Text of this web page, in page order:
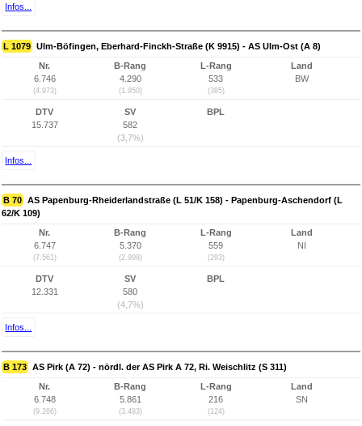
Infos...
L 1079 Ulm-Böfingen, Eberhard-Finckh-Straße (K 9915) - AS Ulm-Ost (A 8)
Nr.
6.746
(4.973)
B-Rang
4.290
(1.950)
L-Rang
533
(385)
Land
BW
DTV
15.737
SV
582
(3,7%)
BPL
Infos...
B 70 AS Papenburg-Rheiderlandstraße (L 51/K 158) - Papenburg-Aschendorf (L
62/K 109)
Nr.
6.747
(7.561)
B-Rang
5.370
(2.998)
L-Rang
559
(293)
Land
NI
DTV
12.331
SV
580
(4,7%)
BPL
Infos...
B 173 AS Pirk (A 72) - nördl. der AS Pirk A 72, Ri. Weischlitz (S 311)
Nr.
6.748
(9.286)
B-Rang
5.861
(3.483)
L-Rang
216
(124)
Land
SN